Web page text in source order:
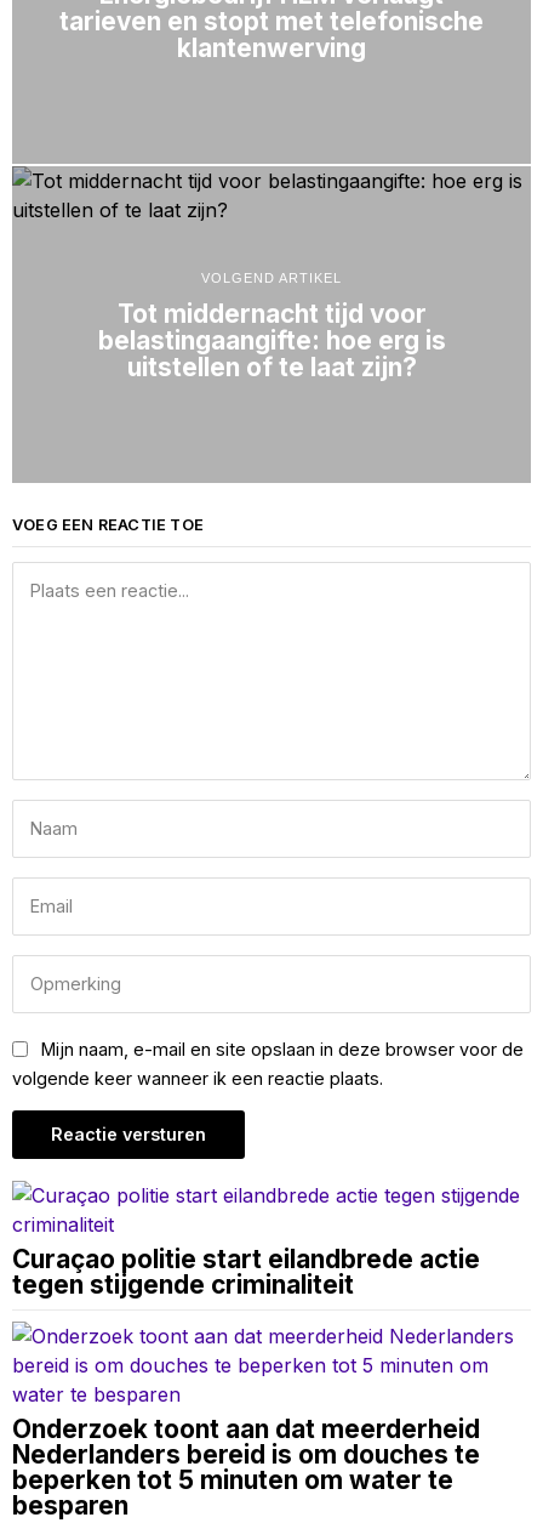
tarieven en stopt met telefonische
klantenwerving
VOLGEND ARTIKEL
Tot middernacht tijd voor
belastingaangifte: hoe erg is
uitstellen of te laat zijn?
VOEG EEN REACTIE TOE
Mijn naam, e-mail en site opslaan in deze browser voor de
volgende keer wanneer ik een reactie plaats.
Curaçao politie start eilandbrede actie
tegen stijgende criminaliteit
Onderzoek toont aan dat meerderheid
Nederlanders bereid is om douches te
beperken tot 5 minuten om water te
besparen